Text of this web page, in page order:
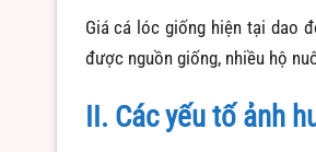
Giá cá lóc giống hiện tại dao
được nguồn giống, nhiều hộ
II. Các yếu tố ảnh